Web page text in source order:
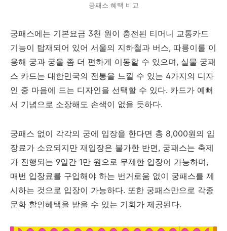
궁패스 혜택 비교
궁패스에는 기본요금 3천 원이 충전된 티머니 교통카드
기능이 탑재되어 있어 서울의 지하철과 버스, 따릉이를 이
용해 궁과 궁을 좀 더 편하게 이동할 수 있으며, 실물 궁패
스 카드는 대한민국의 전통을 느낄 수 있는 4가지의 디자
인 중 마음에 드는 디자인을 선택할 수 있다. 카드가 예뻐
서 기념으로 소장해도 손색이 없을 듯하다.
궁패스 없이 각각의 궁에 입장을 한다면 총 8,000원의 입
장료가 소요되지만 재입장은 불가한 반면, 궁패스는 축제
가 진행되는 9일간 1만 원으로 무제한 입장이 가능하며,
매번 입장료를 구입해야 하는 번거로움 없이 궁패스를 제
시하는 것으로 입장이 가능하다. 또한 궁패스만으로 각종
문화 할인혜택을 받을 수 있는 기회가 제공된다.